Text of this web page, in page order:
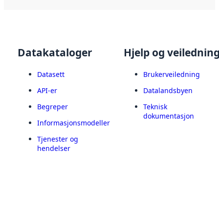
Datakataloger
Datasett
API-er
Begreper
Informasjonsmodeller
Tjenester og
hendelser
Hjelp og
Brukerveiledning
Datalandsbyen
Teknisk
dokumentasjon